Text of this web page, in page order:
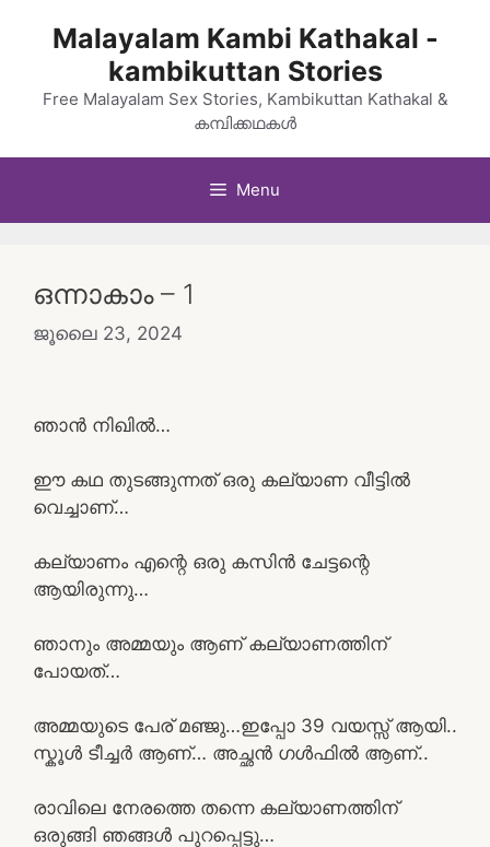
Malayalam Kambi Kathakal -
kambikuttan Stories
Free Malayalam Sex Stories, Kambikuttan Kathakal &
കമ്പിക്കഥകൾ
Menu
ഒന്നാകാം – 1
ജൂലൈ 23, 2024
ഞാൻ നിഖിൽ…
ഈ കഥ തുടങ്ങുന്നത് ഒരു കല്യാണ വീട്ടിൽ
വെച്ചാണ്…
കല്യാണം എന്റെ ഒരു കസിൻ ചേട്ടന്റെ
ആയിരുന്നു…
ഞാനും അമ്മയും ആണ് കല്യാണത്തിന്
പോയത്…
അമ്മയുടെ പേര് മഞ്ജു…ഇപ്പോ 39 വയസ്സ് ആയി..
സ്കൂൾ ടീച്ചർ ആണ്… അച്ഛൻ ഗൾഫിൽ ആണ്..
രാവിലെ നേരത്തെ തന്നെ കല്യാണത്തിന്
ഒരുങ്ങി ഞങ്ങൾ പുറപ്പെട്ടു…